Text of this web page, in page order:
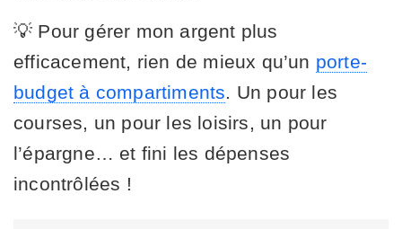
💡 Pour gérer mon argent plus
efficacement, rien de mieux qu’un porte-
budget à compartiments . Un pour les
courses, un pour les loisirs, un pour
l’épargne… et fini les dépenses
incontrôlées !